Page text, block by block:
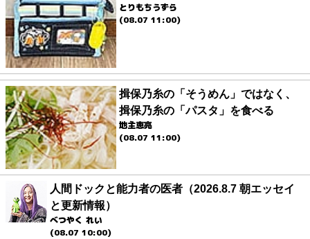
とりもちうずら
(08.07 11:00)
揖保乃糸の「そうめん」ではなく、
揖保乃糸の「パスタ」を食べる
地主恵亮
(08.07 11:00)
人間ドックと能力者の医者（2026.8.7 朝エッセイ
と更新情報）
べつやく れい
(08.07 10:00)